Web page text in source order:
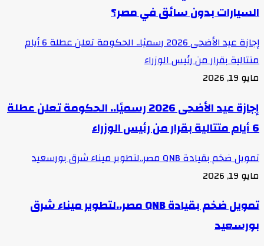
السيارات بدون سائق في مصر؟
إجازة عيد الأضحى 2026 رسميًا.. الحكومة تعلن عطلة 6 أيام
متتالية بقرار من رئيس الوزراء
مايو 19, 2026
إجازة عيد الأضحى 2026 رسميًا.. الحكومة تعلن عطلة
6 أيام متتالية بقرار من رئيس الوزراء
تمويل ضخم بقيادة QNB مصر..لتطوير ميناء شرق بورسعيد
مايو 19, 2026
تمويل ضخم بقيادة QNB مصر..لتطوير ميناء شرق
بورسعيد